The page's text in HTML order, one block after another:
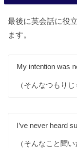
最後に英会話に役
ます。
My intention was
（そんなつもり
I’ve never heard
（そんなこと聞